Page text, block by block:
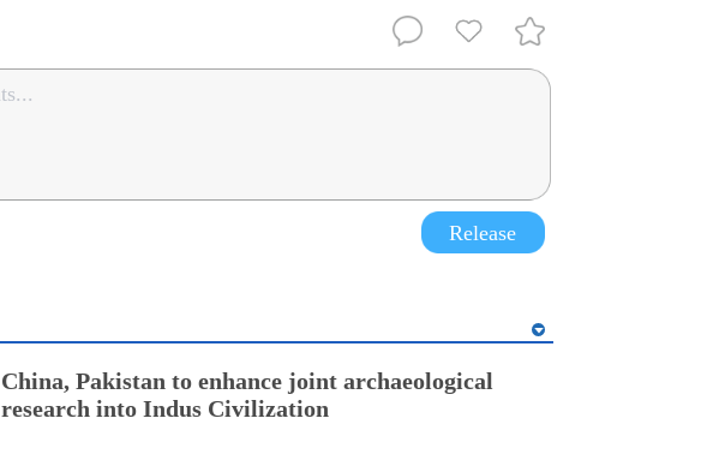
Release
China, Pakistan to enhance joint archaeological
research into Indus Civilization